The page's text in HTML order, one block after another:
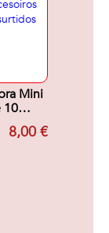
Mini
10
-
8,00 €